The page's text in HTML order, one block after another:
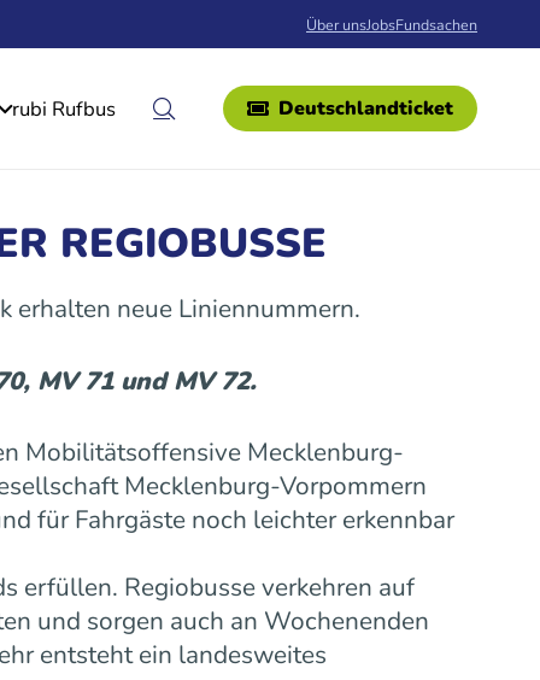
Über unsJobsFundsachen
rubi Rufbus Deutschlandticket
REGIOBUSSE
erhalten neue Liniennummern.
MV 71 und MV 72.
Mobilitätsoffensive Mecklenburg-
Mecklenburg-Vorpommern
für Fahrgäste noch leichter erkennbar
erfüllen. Regiobusse verkehren auf
und sorgen auch an Wochenenden
entsteht ein landesweites